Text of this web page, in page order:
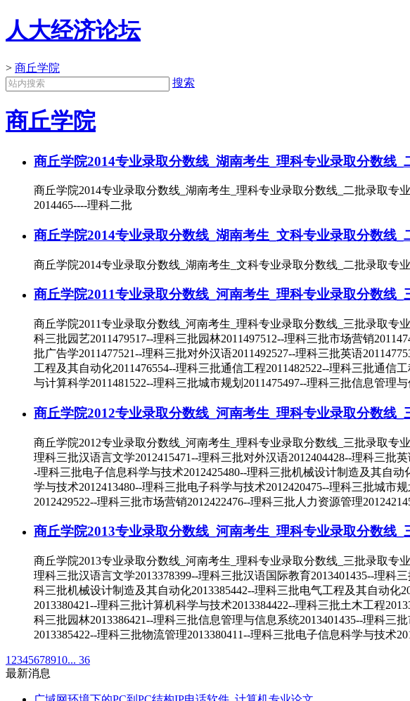
人大经济论坛
> 商丘学院
搜索
商丘学院
商丘学院2014专业录取分数线_湖南考生_理科专业录取分数线_
商丘学院2014专业录取分数线_湖南考生_理科专业录取分数线_二批录取
2014465----理科二批
商丘学院2014专业录取分数线_湖南考生_文科专业录取分数线_
商丘学院2014专业录取分数线_湖南考生_文科专业录取分数线_二批录取专
商丘学院2011专业录取分数线_河南考生_理科专业录取分数线_
商丘学院2011专业录取分数线_河南考生_理科专业录取分数线_三批录取专
科三批园艺2011479517--理科三批园林2011497512--理科三批市场营销
批广告学2011477521--理科三批对外汉语2011492527--理科三批英语
工程及其自动化2011476554--理科三批通信工程2011482522--理科三批通信
与计算科学2011481522--理科三批城市规划2011475497--理科三批信息管理
商丘学院2012专业录取分数线_河南考生_理科专业录取分数线_
商丘学院2012专业录取分数线_河南考生_理科专业录取分数线_三批录取专
理科三批汉语言文学2012415471--理科三批对外汉语2012404428--理科三批
-理科三批电子信息科学与技术2012425480--理科三批机械设计制造及其自
学与技术2012413480--理科三批电子科学与技术2012420475--理科三批城市
2012429522--理科三批市场营销2012422476--理科三批人力资源管理
商丘学院2013专业录取分数线_河南考生_理科专业录取分数线_
商丘学院2013专业录取分数线_河南考生_理科专业录取分数线_三批录取专
理科三批汉语言文学2013378399--理科三批汉语国际教育2013401435--理科
科三批机械设计制造及其自动化2013385442--理科三批电气工程及其自动化
2013380421--理科三批计算机科学与技术2013384422--理科三批土木工程
科三批园林2013386421--理科三批信息管理与信息系统2013401435--理科三
2013385422--理科三批物流管理2013380411--理科三批电子信息科学与技术
1 2345678910... 36
最新消息